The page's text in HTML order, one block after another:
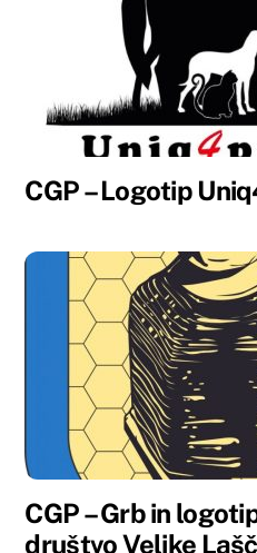
CGP – Logotip
CGP – Grb in
društvo Velike